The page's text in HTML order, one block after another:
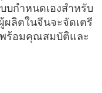
บกำหนดเองสำหรับ
ผลิตในจีนจะจัดเตรี
ร้อมคุณสมบัติและ